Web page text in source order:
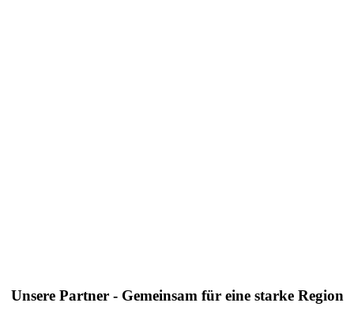
Unsere Partner - Gemeinsam für eine starke Region